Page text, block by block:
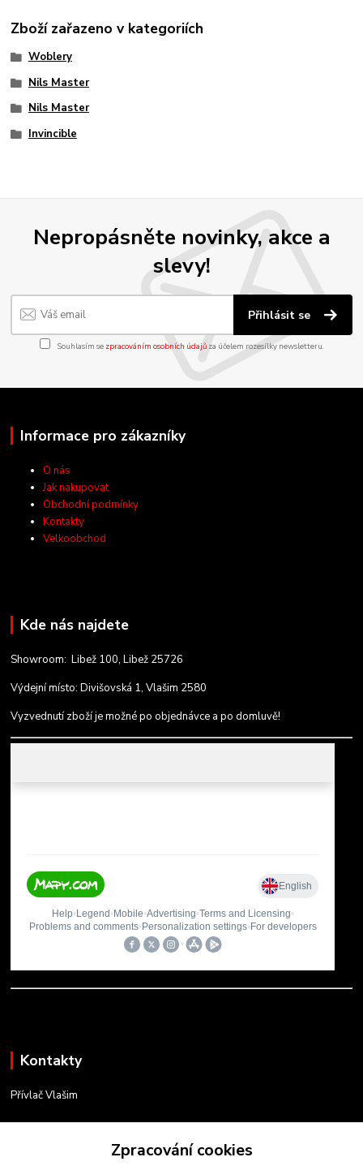
Zboží zařazeno v kategoriích
Woblery
Nils Master
Nils Master
Invincible
Nepropásněte novinky, akce a
slevy!
Přihlásit se
Souhlasím se zpracováním osobních údajůza účelem rozesílky newsletteru.
Informace pro zákazníky
O nás
Jak nakupovat
Obchodní podmínky
Kontakty
Velkoobchod
Kde nás najdete
Showroom: Libež 100, Libež 25726
Výdejní místo: Divišovská 1, Vlašim 2580
Vyzvednutí zboží je možné po objednávce a po domluvě!
Kontakty
Přívlač Vlašim
734 754 584
Zpracování cookies